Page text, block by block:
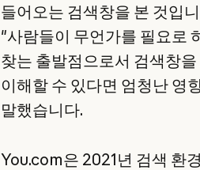
들어오는 검색창을 본 것입
"사람들이 무언가를 필요로
찾는 출발점으로서 검색창
이해할 수 있다면 엄청난 영
말했습니다.
You.com은 2021년 검색 환